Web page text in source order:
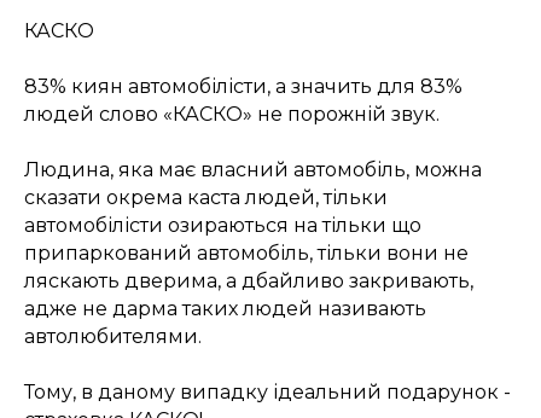
КАСКО
83% киян автомобілісти, а значить для 83%
людей слово «КАСКО» не порожній звук.
Людина, яка має власний автомобіль, можна
сказати окрема каста людей, тільки
автомобілісти озираються на тільки що
припаркований автомобіль, тільки вони не
ляскають дверима, а дбайливо закривають,
адже не дарма таких людей називають
автолюбителями.
Тому, в даному випадку ідеальний подарунок -